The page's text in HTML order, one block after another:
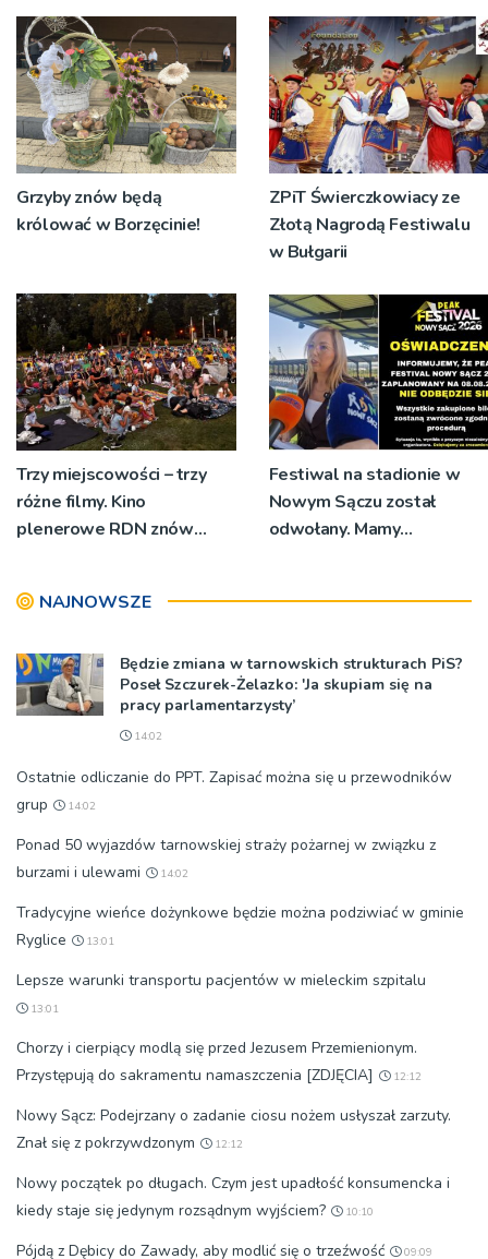
koncert
Grzyby znów będą
królować w Borzęcinie!
ZPiT Świerczkowiacy ze
Złotą Nagrodą Festiwalu
w Bułgarii
Trzy miejscowości – trzy
różne filmy. Kino
plenerowe RDN znów
Festiwal na stadionie w
Nowym Sączu został
odwołany. Mamy
NAJNOWSZE
Będzie zmiana w tarnowskich strukturach PiS?
Poseł Szczurek-Żelazko: 'Ja skupiam się na
pracy parlamentarzysty’
14:02
Ostatnie odliczanie do PPT. Zapisać można się u przewodników
grup
14:02
Ponad 50 wyjazdów tarnowskiej straży pożarnej w związku z
burzami i ulewami
14:02
Tradycyjne wieńce dożynkowe będzie można podziwiać w gminie
Ryglice
13:01
Lepsze warunki transportu pacjentów w mieleckim szpitalu
13:01
Chorzy i cierpiący modlą się przed Jezusem Przemienionym.
Przystępują do sakramentu namaszczenia [ZDJĘCIA]
12:12
Nowy Sącz: Podejrzany o zadanie ciosu nożem usłyszał zarzuty.
Znał się z pokrzywdzonym
12:12
Nowy początek po długach. Czym jest upadłość konsumencka i
kiedy staje się jedynym rozsądnym wyjściem?
10:10
Pójdą z Dębicy do Zawady, aby modlić się o trzeźwość 09:09